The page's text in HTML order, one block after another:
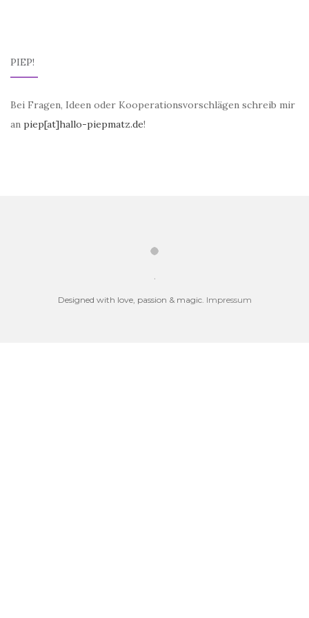
PIEP!
Bei Fragen, Ideen oder Kooperationsvorschlägen schreib mir
an piep[at]hallo-piepmatz.de!
.
Designed with love, passion & magic. Impressum